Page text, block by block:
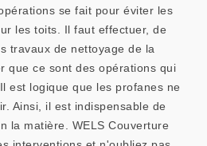
se fait pour éviter les
les toits. Il faut effectuer, de
travaux de nettoyage de la
que ce sont des opérations qui
est logique que les profanes ne
Ainsi, il est indispensable de
la matière. WELS Couverture